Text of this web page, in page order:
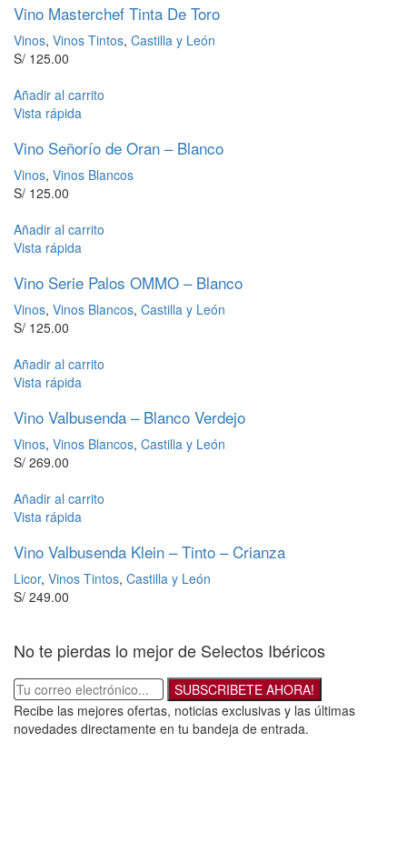
Vino Masterchef Tinta De Toro
Vinos, Vinos Tintos, Castilla y León
S/ 125.00
Añadir al carrito
Vista rápida
Vino Señorío de Oran – Blanco
Vinos, Vinos Blancos
S/ 125.00
Añadir al carrito
Vista rápida
Vino Serie Palos OMMO – Blanco
Vinos, Vinos Blancos, Castilla y León
S/ 125.00
Añadir al carrito
Vista rápida
Vino Valbusenda – Blanco Verdejo
Vinos, Vinos Blancos, Castilla y León
S/ 269.00
Añadir al carrito
Vista rápida
Vino Valbusenda Klein – Tinto – Crianza
Licor, Vinos Tintos, Castilla y León
S/ 249.00
No te pierdas lo mejor de Selectos Ibéricos
SUBSCRIBETE AHORA!
Recibe las mejores ofertas, noticias exclusivas y las últimas
novedades directamente en tu bandeja de entrada.